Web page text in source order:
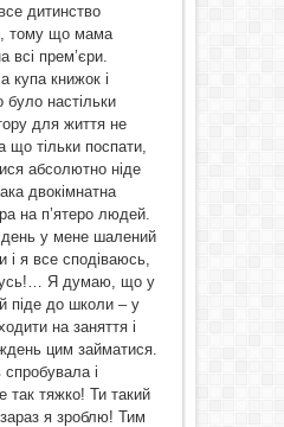
дитинство
тому що мама
всі прем’єри.
купа книжок і
було настільки
для життя не
що тільки поспати,
абсолютно ніде
двокімнатна
на п’ятеро людей.
день у мене шалений
і я все сподіваюсь,
Я думаю, що у
піде до школи – у
на заняття і
цим займатися.
і
так тяжко! Ти такий
я зроблю! Тим